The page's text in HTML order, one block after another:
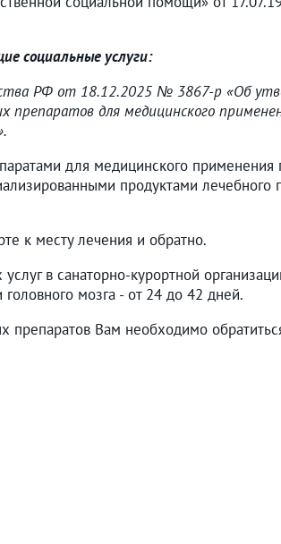
социальные услуги:
РФ от 18.12.2025 № 3867-р «Об
препаратов для медицинского
для медицинского применения
продуктами лечебного
к месту лечения и обратно.
в санаторно-курортной
мозга - от 24 до 42 дней.
Вам необходимо